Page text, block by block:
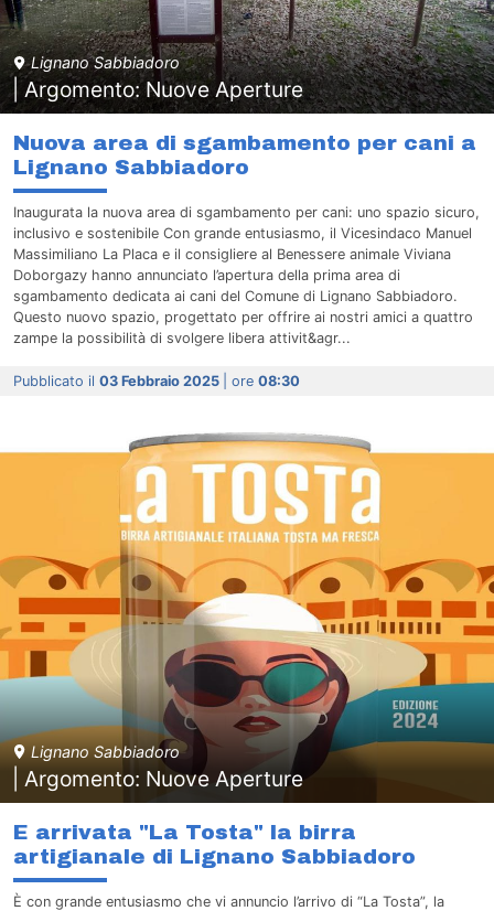
Lignano Sabbiadoro
| Argomento: Nuove Aperture
Nuova area di sgambamento per cani a
Lignano Sabbiadoro
Inaugurata la nuova area di sgambamento per cani: uno spazio sicuro,
inclusivo e sostenibile Con grande entusiasmo, il Vicesindaco Manuel
Massimiliano La Placa e il consigliere al Benessere animale Viviana
Doborgazy hanno annunciato l’apertura della prima area di
sgambamento dedicata ai cani del Comune di Lignano Sabbiadoro.
Questo nuovo spazio, progettato per offrire ai nostri amici a quattro
zampe la possibilità di svolgere libera attivit&agr...
Pubblicato il 03 Febbraio 2025 | ore 08:30
Lignano Sabbiadoro
| Argomento: Nuove Aperture
E arrivata "La Tosta" la birra
artigianale di Lignano Sabbiadoro
È con grande entusiasmo che vi annuncio l’arrivo di “La Tosta”, la